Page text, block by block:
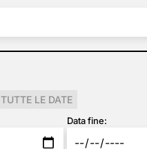
TUTTE LE DATE
Data fine: